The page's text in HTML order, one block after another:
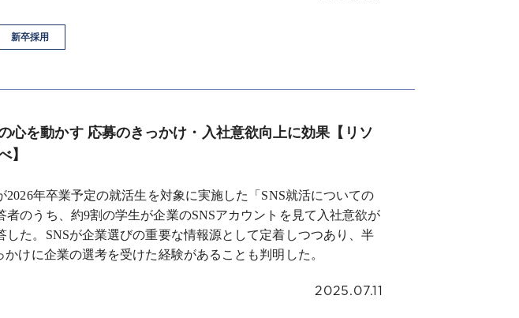
新卒採用
心を動かす 応募のきっかけ・入社意欲向上に効果【リソ
】
2026年卒業予定の就活生を対象に実施した「SNS就活についての
者のうち、約9割の学生が企業のSNSアカウントを見て入社意欲が
した。SNSが企業選びの重要な情報源として定着しつつあり、半
けに企業の選考を受けた経験があることも判明した。
2025.07.11